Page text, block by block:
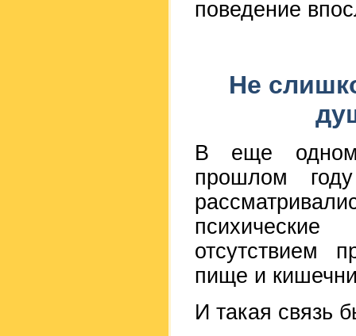
поведение
Не
В еще одном
прошлом
отсутствием
пище и
И такая связь